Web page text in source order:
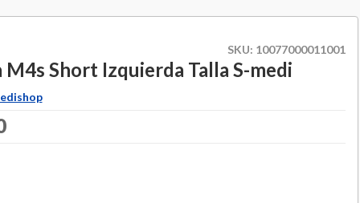
SKU: 10077000011001
Short Izquierda Talla S-medi
from
to